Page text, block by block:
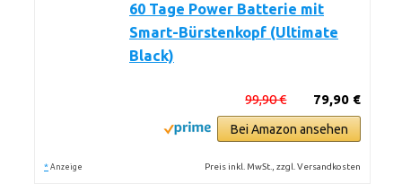
60 Tage Power Batterie mit
Smart-Bürstenkopf (Ultimate
Black)
79,90 €
99,90 €
Bei Amazon ansehen
* Anzeige Preis inkl. MwSt., zzgl. Versandkosten